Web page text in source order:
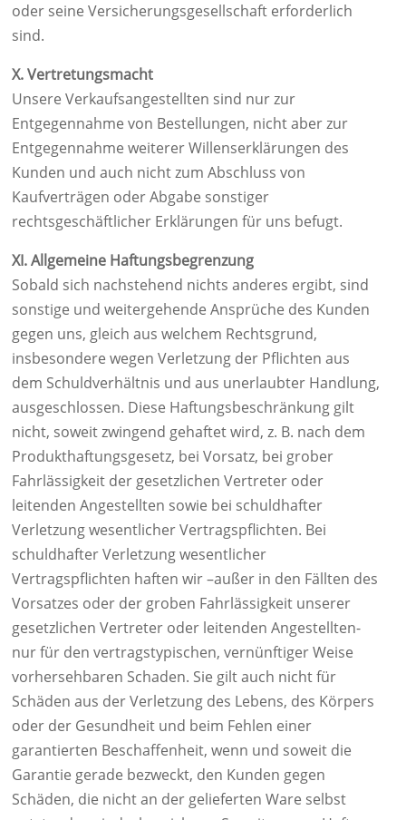
oder seine Versicherungsgesellschaft erforderlich
sind.
X. Vertretungsmacht
Unsere Verkaufsangestellten sind nur zur
Entgegennahme von Bestellungen, nicht aber zur
Entgegennahme weiterer Willenserklärungen des
Kunden und auch nicht zum Abschluss von
Kaufverträgen oder Abgabe sonstiger
rechtsgeschäftlicher Erklärungen für uns befugt.
XI. Allgemeine Haftungsbegrenzung
Sobald sich nachstehend nichts anderes ergibt, sind
sonstige und weitergehende Ansprüche des Kunden
gegen uns, gleich aus welchem Rechtsgrund,
insbesondere wegen Verletzung der Pflichten aus
dem Schuldverhältnis und aus unerlaubter Handlung,
ausgeschlossen. Diese Haftungsbeschränkung gilt
nicht, soweit zwingend gehaftet wird, z. B. nach dem
Produkthaftungsgesetz, bei Vorsatz, bei grober
Fahrlässigkeit der gesetzlichen Vertreter oder
leitenden Angestellten sowie bei schuldhafter
Verletzung wesentlicher Vertragspflichten. Bei
schuldhafter Verletzung wesentlicher
Vertragspflichten haften wir –außer in den Fällten des
Vorsatzes oder der groben Fahrlässigkeit unserer
gesetzlichen Vertreter oder leitenden Angestellten-
nur für den vertragstypischen, vernünftiger Weise
vorhersehbaren Schaden. Sie gilt auch nicht für
Schäden aus der Verletzung des Lebens, des Körpers
oder der Gesundheit und beim Fehlen einer
garantierten Beschaffenheit, wenn und soweit die
Garantie gerade bezweckt, den Kunden gegen
Schäden, die nicht an der gelieferten Ware selbst